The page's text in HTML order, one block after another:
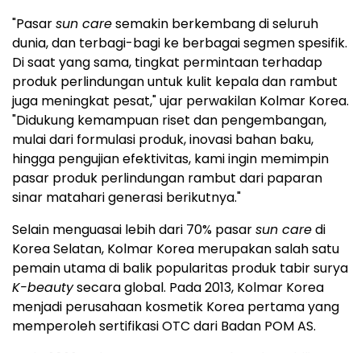
"Pasarsun caresemakin berkembang di seluruh
dunia, dan terbagi-bagi ke berbagai segmen spesifik.
Di saat yang sama, tingkat permintaan terhadap
produk perlindungan untuk kulit kepala dan rambut
juga meningkat pesat," ujar perwakilan Kolmar Korea.
"Didukung kemampuan riset dan pengembangan,
mulai dari formulasi produk, inovasi bahan baku,
hingga pengujian efektivitas, kami ingin memimpin
pasar produk perlindungan rambut dari paparan
sinar matahari generasi berikutnya."
Selain menguasai lebih dari 70% pasarsun caredi
Korea Selatan, Kolmar Korea merupakan salah satu
pemain utama di balik popularitas produk tabir surya
K-beautysecara global. Pada 2013, Kolmar Korea
menjadi perusahaan kosmetik Korea pertama yang
memperoleh sertifikasi OTC dari Badan POM AS.